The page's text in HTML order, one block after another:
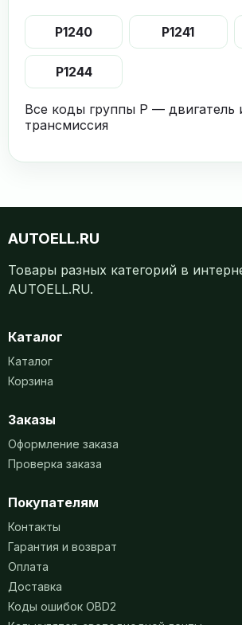
P1240 P1241
P1244
Все коды группы P — двигатель
трансмиссия
AUTOELL.RU
Товары разных категорий в
AUTOELL.RU.
Каталог
Каталог
Корзина
Заказы
Оформление заказа
Проверка заказа
Покупателям
Контакты
Гарантия и возврат
Оплата
Доставка
Коды ошибок OBD2